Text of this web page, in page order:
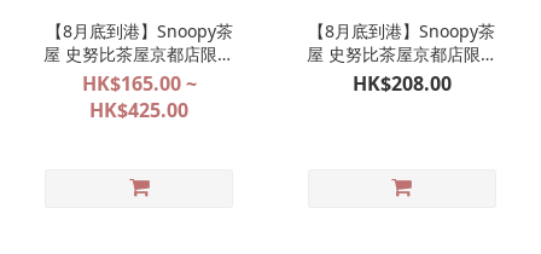
【8月底到港】Snoopy茶
屋 史努比茶屋京都店限定
提花織物系列袋款代購
HK$165.00 ~
HK$425.00
【8月底到港】Snoopy茶
屋 史努比茶屋京都店限定
錦市場 掛畫 掛布（不連掛
HK$208.00